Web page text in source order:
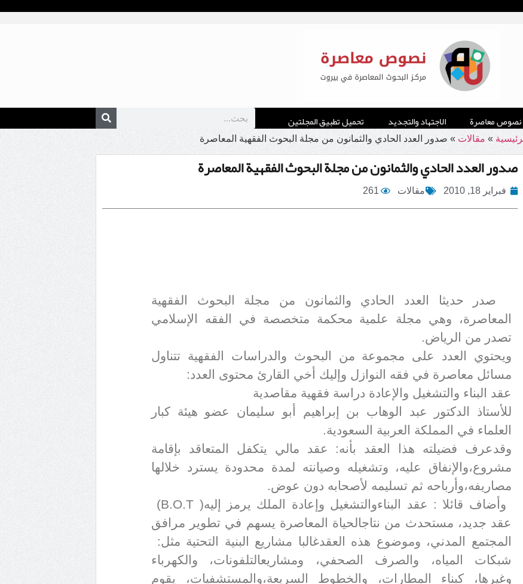
نصوص معاصرة الاجتهاد والتجديد تحميل تطبيق المجلتين
» مقالات» صدور العدد الحادي والثمانون من مجلة البحوث الفقهية المعاصرة
صدور العدد الحادي والثمانون من مجلة البحوث الفقهية المعاصرة
فبراير 18, 2010 مقالات 261
صدر حديثا العدد الحادي والثمانون من مجلة البحوث الفقهية
المعاصرة، وهي مجلة علمية محكمة متخصصة في الفقه الإسلامي
تصدر من الرياض.
ويحتوي العدد على مجموعة من البحوث والدراسات الفقهية تتناول
مسائل معاصرة في فقه النوازل وإليك أخي القارئ محتوى العدد:
عقد البناء والتشغيل والإعادة دراسة فقهية مقاصدية
للأستاذ الدكتور عبد الوهاب بن إبراهيم أبو سليمان عضو هيئة كبار
العلماء في المملكة العربية السعودية.
وقدعرف فضيلته هذا العقد بأنه: عقد مالي يتكفل المتعاقد بإقامة
مشروع،والإنفاق عليه، وتشغيله وصيانته لمدة محدودة يسترد خلالها
مصاريفه،وأرباحه ثم تسليمه لأصحابه دون عوض.
وأضاف قائلا : عقد البناءوالتشغيل وإعادة الملك يرمز إليه(B.O.T )
عقد جديد، مستحدث من نتاجالحياة المعاصرة يسهم في تطوير مرافق
المجتمع المدني، وموضوع هذه العقدغالبا مشاريع البنية التحتية مثل:
شبكات المياه، والصرف الصحفي، ومشاريعالتلفونات، والكهرباء
وغيرها، كبناء المطارات، والخطوط السريعة،والمستشفيات، يقوم